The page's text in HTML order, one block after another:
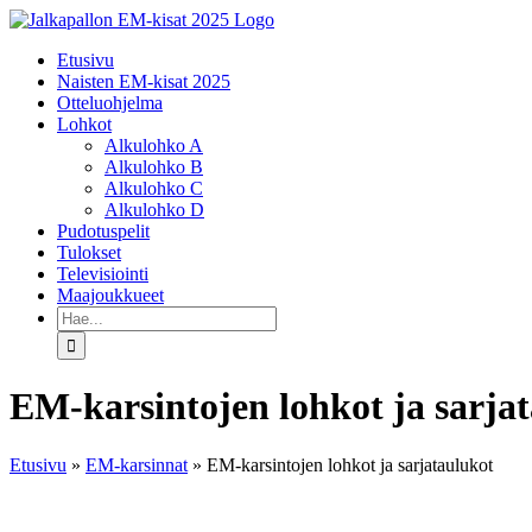
Skip
contentEtusivu
Naisten EM-kisat 2025
Otteluohjelma
Lohkot
Alkulohko A
Alkulohko B
Alkulohko C
Alkulohko D
Pudotuspelit
Tulokset
Televisiointi
Maajoukkueet
Etsi
...
EM-karsintojen lohkot ja
Etusivu » EM-karsinnat » EM-karsintojen lohkot ja sarjataulukot